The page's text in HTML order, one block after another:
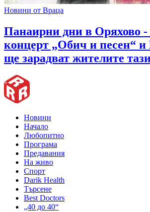
Новини от Враца
Панаирни дни в Оряхово -
концерт „Обич и песен“ и
ще зарадват жителите
Новини
Начало
Любопитно
Програма
Предавания
На живо
Спорт
Darik Health
Търсене
Best Doctors
„40 до 40“